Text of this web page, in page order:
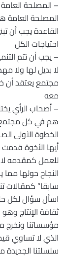
– المصلحة
المصلحة
القاعدة يجب أن
احتياجات الكل
– يجب أن تتم
لا بديل لها ولا
مجتمع يعتقد أن
معه
– أصحاب الرأي
هم في كل
الخطوة الأولى
أيها الأخوة
للعمل كمقدمه لا
النجاح حولها
سابقا” كمقالات
اسأل سؤال لكل
ثقافة الإنتاج
مؤسساتنا ونخرج
الذي لا تساوي
سلسلتنا الجديدة